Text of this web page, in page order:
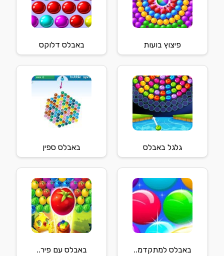
פיצוץ בועות באבלס דלוקס
גלגל באבלס באבלס ספין
באבלס למתקדמ.. באבלס עם פיר..